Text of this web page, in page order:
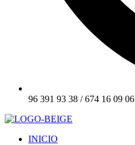
96 391 93 38 / 674 16 09 06
INICIO